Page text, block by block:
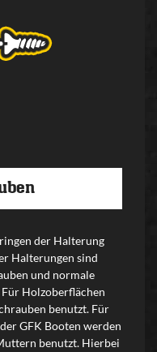
der Halterung
Halterungen sind
und normale
Holzoberflächen
benutzt. Für
GFK Booten werden
benutzt. Hierbei